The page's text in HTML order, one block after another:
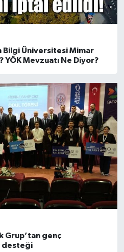
Bilgi Üniversitesi Mimar
YÖK Mevzuatı Ne Diyor?
Grup’tan genç
desteği